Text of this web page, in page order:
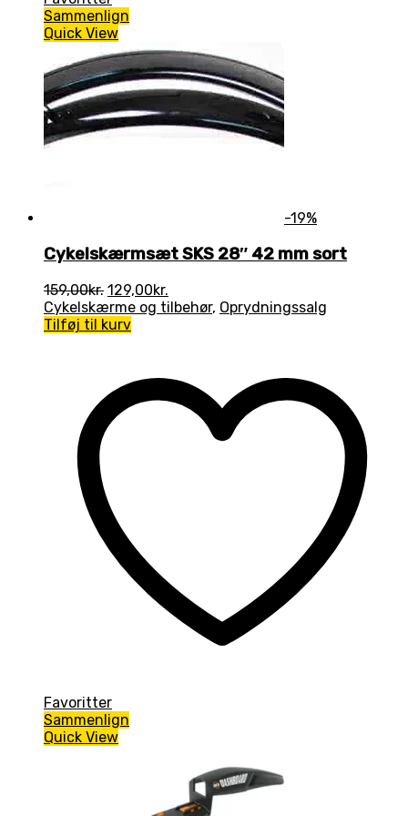
Sammenlign
Quick View
-19%
Cykelskærmsæt SKS 28″ 42 mm sort
159,00kr. Den
oprindelige
pris
129,00kr.
aktuelle
Cykelskærme og tilbehør, Oprydningssalg
Tilføj til kurv
Favoritter
Sammenlign
Quick View